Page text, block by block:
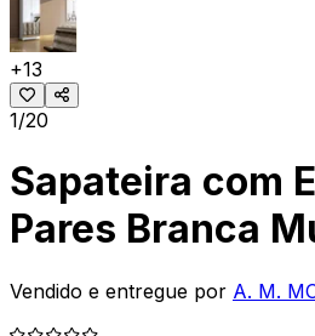
+13
1/20
Sapateira com
Pares Branca
Vendido e entregue por A. M.